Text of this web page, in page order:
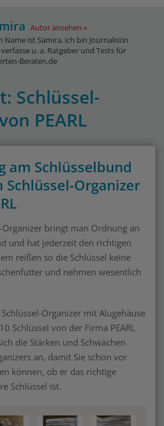
Autor ansehen
Name ist Samira, ich bin Journalistin
u. a. Ratgeber und Tests für
Beraten.de
Schlüssel-
PEARL
am Schlüsselbund
Schlüssel-Organizer
Organizer bringt man Ordnung an
und hat jederzeit den richtigen
reißen so die Schlüssel keine
und nehmen wesentlich
Organizer mit Alugehäuse
Schlüssel von der Firma PEARL
die Stärken und Schwächen
an, damit Sie schon vor
können, ob er das richtige
Schlüssel ist.